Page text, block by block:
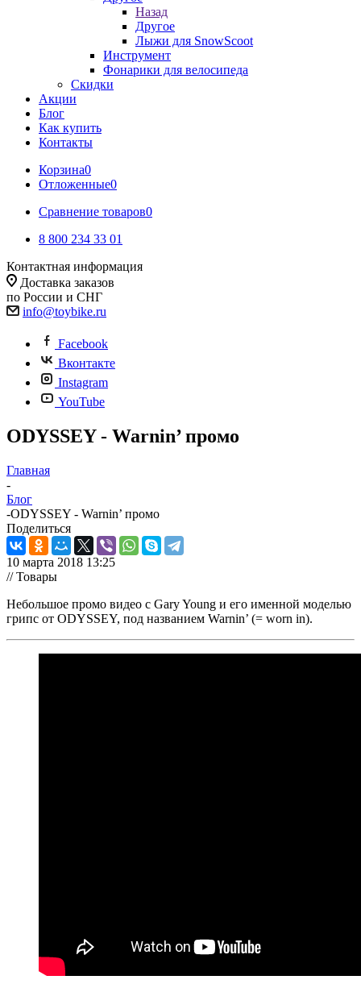
Назад
Другое
Лыжи для SnowScoot
Инструмент
Фонарики для велосипеда
Скидки
Акции
Блог
Как купить
Контакты
Корзина0
Отложенные0
Сравнение товаров0
8 800 234 33 01
Контактная информация
Доставка заказов
по России и СНГ
info@toybike.ru
Facebook
Вконтакте
Instagram
YouTube
ODYSSEY - Warnin’ промо
Главная
-
Блог
-ODYSSEY - Warnin’ промо
Поделиться
10 марта 2018 13:25
// Товары
Небольшое промо видео с Gary Young и его именной моделью
грипс от ODYSSEY, под названием Warnin’ (= worn in).